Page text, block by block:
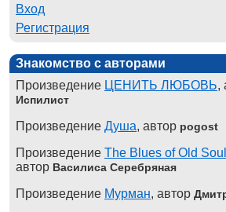
Вход
Регистрация
Знакомство с авторами
Произведение ЦЕНИТЬ ЛЮБОВЬ,
Испилист
Произведение Душа, автор pogost
Произведение The Blues of Old
автор Василиса Серебряная
Произведение Мурман, автор